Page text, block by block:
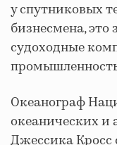
у спутниковых
бизнесмена, это
судоходные
Океанограф
океанических и
Джессика Кросс